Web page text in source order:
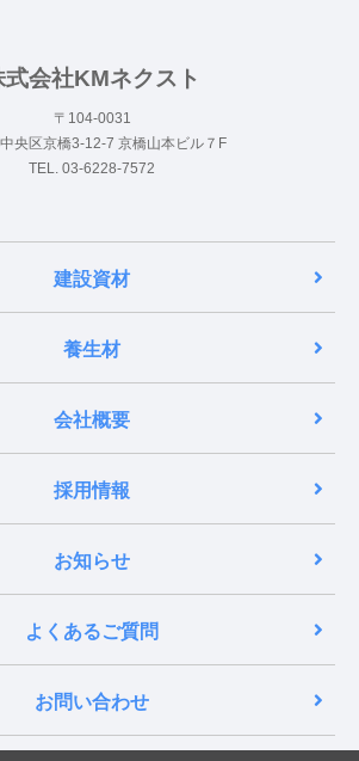
式会社KMネクスト
〒104-0031
央区京橋3-12-7 京橋山本ビル７F
TEL. 03-6228-7572
建設資材
養生材
会社概要
採用情報
お知らせ
よくあるご質問
お問い合わせ